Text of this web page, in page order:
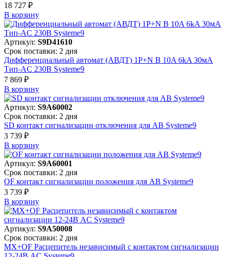
18 727 ₽
В корзинy
Артикул: S9D41610
Срок поставки: 2 дня
Дифференциальный автомат (АВДТ) 1P+N B 10A 6kA 30мА
Тип-AC 230В Systeme9
7 869 ₽
В корзинy
Артикул: S9A60002
Срок поставки: 2 дня
SD контакт сигнализации отключения для АВ Systeme9
3 739 ₽
В корзинy
Артикул: S9A60001
Срок поставки: 2 дня
OF контакт сигнализации положения для АВ Systeme9
3 739 ₽
В корзинy
Артикул: S9A50008
Срок поставки: 2 дня
MX+OF Расцепитель независимый с контактом сигнализации